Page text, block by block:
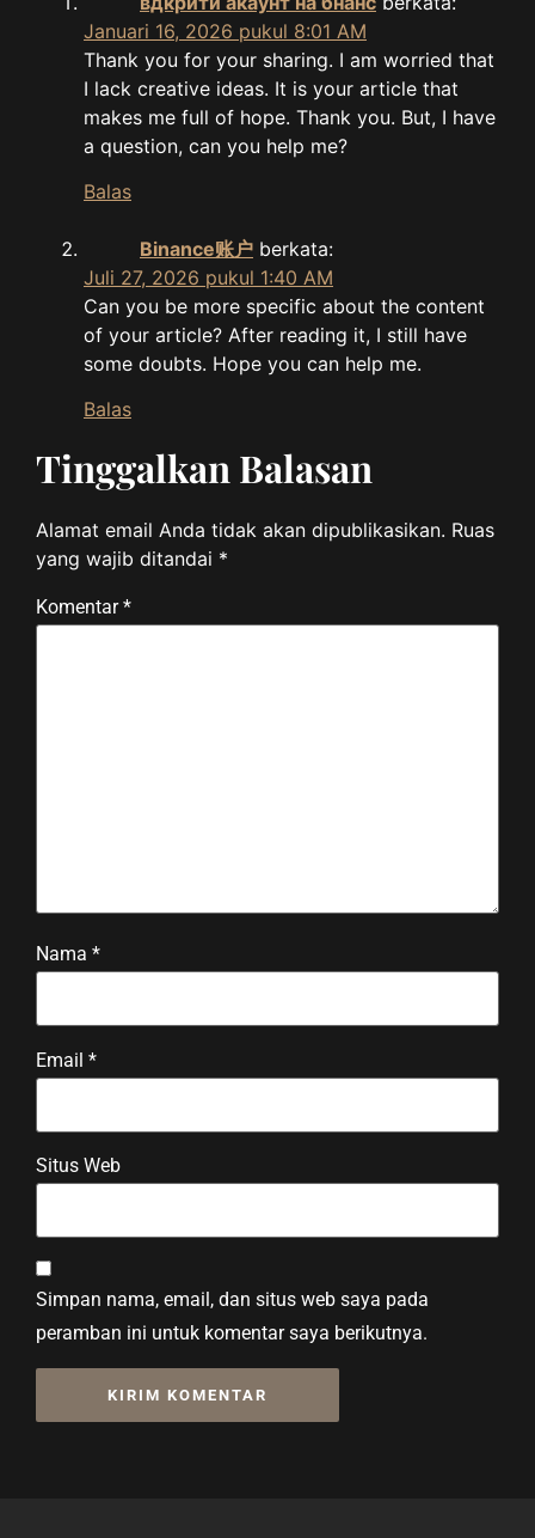
Januari 16, 2026 pukul 8:01 AM
Thank you for your sharing. I am worried that
I lack creative ideas. It is your article that
makes me full of hope. Thank you. But, I have
a question, can you help me?
Balas
Binance账户 berkata:
Juli 27, 2026 pukul 1:40 AM
Can you be more specific about the content
of your article? After reading it, I still have
some doubts. Hope you can help me.
Balas
Tinggalkan Balasan
Alamat email Anda tidak akan dipublikasikan. Ruas
yang wajib ditandai *
Komentar*
Nama *
Email *
Situs Web
Simpan nama, email, dan situs web saya pada
peramban ini untuk komentar saya berikutnya.